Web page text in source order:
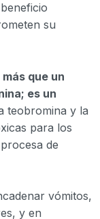
su
que un
es un
teobromina y la
para los
de
vómitos,
y en